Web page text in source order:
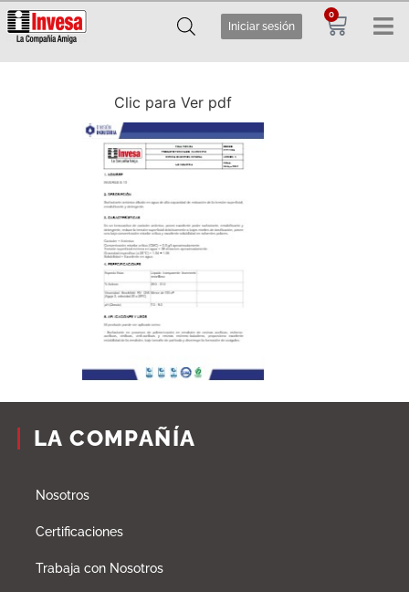
Iniciar sesión
0
Clic para Ver pdf
LA COMPAÑÍA
Nosotros
Certificaciones
Trabaja con Nosotros